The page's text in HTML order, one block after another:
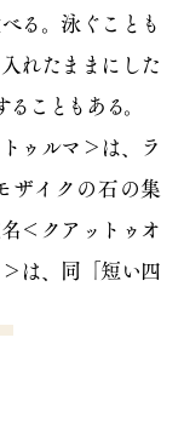
る。泳ぐことも
れたままにした
こともある。
ゥルマ＞は、ラ
ザイクの石の集
＜クアットゥオ
は、同「短い四